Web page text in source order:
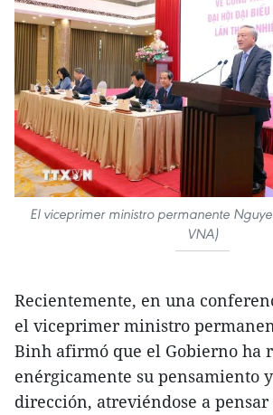
El viceprimer ministro permanente
VNA)
Recientemente, en una
el viceprimer ministro
Binh afirmó que el Gobierno ha
enérgicamente su pensamiento
dirección, atreviéndose a